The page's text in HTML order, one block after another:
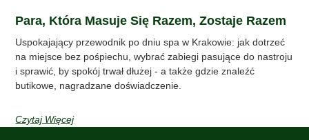
Para, Która Masuje Się Razem, Zostaje Razem
Uspokajający przewodnik po dniu spa w Krakowie: jak dotrzeć
na miejsce bez pośpiechu, wybrać zabiegi pasujące do nastroju
i sprawić, by spokój trwał dłużej - a także gdzie znaleźć
butikowe, nagradzane doświadczenie.
Czytaj Więcej